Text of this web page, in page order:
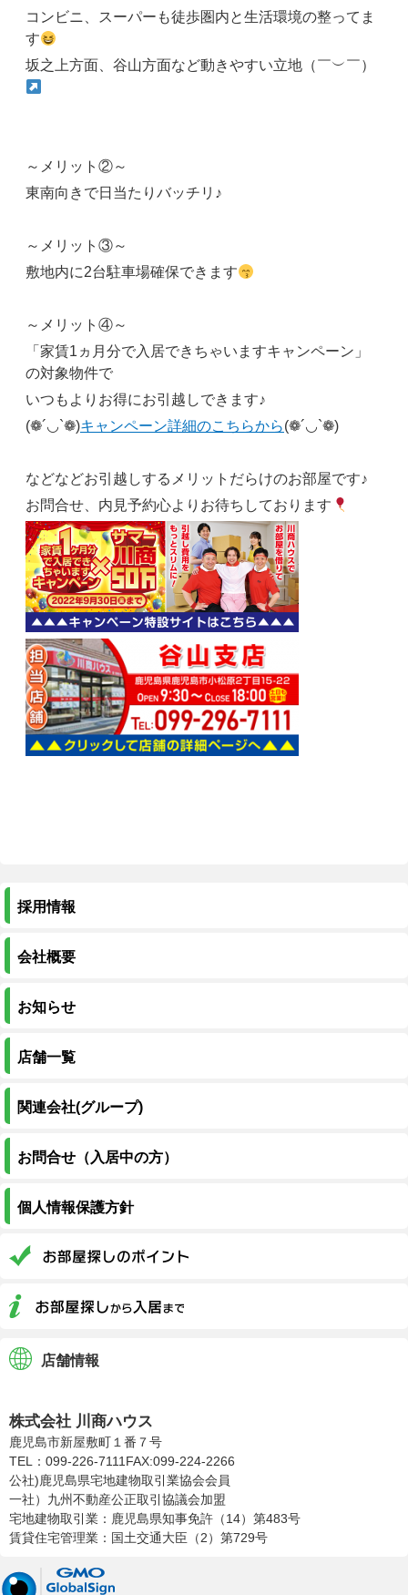
コンビニ、スーパーも徒歩圏内と生活環境の整ってま
す
坂之上方面、谷山方面など動きやすい立地（￣︶￣）
～メリット②～
東南向きで日当たりバッチリ♪
～メリット③～
敷地内に2台駐車場確保できます
～メリット④～
「家賃1ヵ月分で入居できちゃいますキャンペーン」
の対象物件で
いつもよりお得にお引越しできます♪
(❁´◡`❁)キャンペーン詳細のこちらから(❁´◡`❁)
などなどお引越しするメリットだらけのお部屋です♪
お問合せ、内見予約心よりお待ちしております
採用情報
会社概要
お知らせ
店舗一覧
関連会社(グループ)
お問合せ（入居中の方）
個人情報保護方針
店舗情報
株式会社 川商ハウス
鹿児島市新屋敷町１番７号
TEL：099-226-7111 FAX:099-224-2266
公社)鹿児島県宅地建物取引業協会会員
一社）九州不動産公正取引協議会加盟
宅地建物取引業：鹿児島県知事免許（14）第483号
賃貸住宅管理業：国土交通大臣（2）第729号